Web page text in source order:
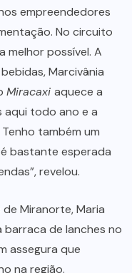
empreendedores
No circuito
melhor possível. A
Marcivânia
Miracaxi aquece a
aqui todo ano e a
também um
bastante esperada
revelou.
Miranorte, Maria
de lanches no
assegura que
na região.